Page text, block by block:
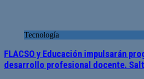
Tecnología
FLACSO y Educación impulsarán
desarrollo profesional docente.